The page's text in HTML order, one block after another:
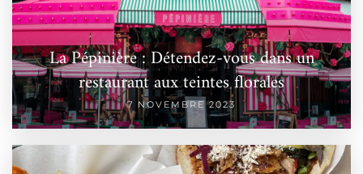
La Pépinière : Détendez-vous dans un
restaurant aux teintes florales
7 NOVEMBRE 2023